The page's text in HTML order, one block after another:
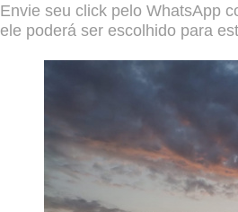
Envie seu click pelo WhatsApp
ele poderá ser escolhido para